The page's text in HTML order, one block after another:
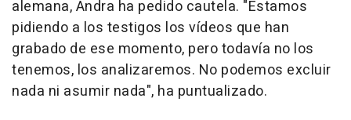
alemana, Ändra ha pedido cautela. "Estamos
pidiendo a los testigos los vídeos que han
grabado de ese momento, pero todavía no los
tenemos, los analizaremos. No podemos excluir
nada ni asumir nada", ha puntualizado.